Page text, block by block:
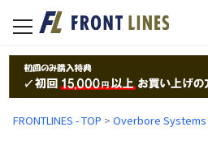
toggle
navigation
FRONTLINES - TOP > Overbore Systems